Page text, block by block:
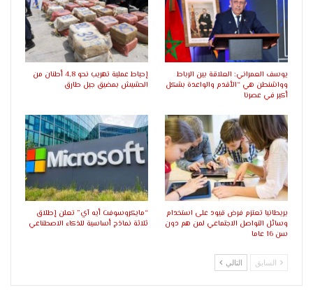
يوسف العمراني: العلاقة بين الرباط
وواشنطن هي “الأقدم والواعدة بشكل
أكبر في عصرنا
إحباط عملية تهريب نحو 4,8 أطنان من
الحشيش بمضيق جبل طارق
بريطانيا تعتزم فرض قيود على استخدام
وسائل التواصل الاجتماعي لمن هم دون
سن 16 عاما
“مايكروسوفت أيه آي” تعلن إطلاق
ثلاثة نماذج أساسية للذكاء الاصطناعي
السابق التالي